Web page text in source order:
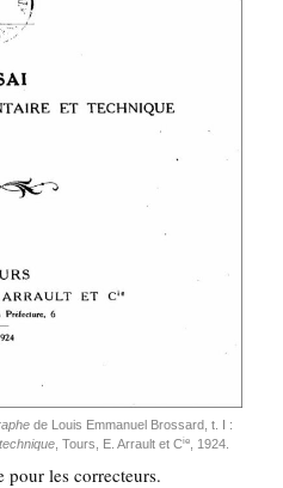
de Louis Emma­nuel Bros­sard, t. I :
, Tours, E. Arrault et Cie, 1924.
pour les cor­rec­teurs.